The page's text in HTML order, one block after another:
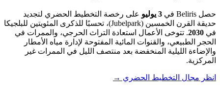
حصل Beliris في 3 يوليو
على رخصة التخطيط الحضري لتجديد
حديقة القرن الخمسين (Jubelpark)، تحسبًا للذكرى المئويتين للبلجيكا
في 2030. تتوخى الأعمال استعادة التراث الحرجي، والممرات في
الحجر الطبيعي، والقنوات المائية المفتوحة لإدارة مياه الأمطار
والإضاءة الليلية المنخفضة بعد منتصف الليل في الممرات غير
المركزية.
انظر مجال التخطيط الحضري →